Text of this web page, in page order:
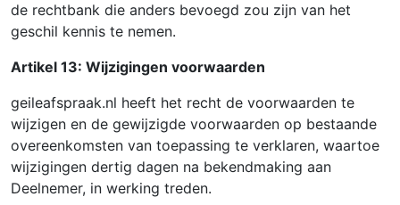
de rechtbank die anders bevoegd zou zijn van het
geschil kennis te nemen.
Artikel 13: Wijzigingen voorwaarden
geileafspraak.nl heeft het recht de voorwaarden te
wijzigen en de gewijzigde voorwaarden op bestaande
overeenkomsten van toepassing te verklaren, waartoe
wijzigingen dertig dagen na bekendmaking aan
Deelnemer, in werking treden.